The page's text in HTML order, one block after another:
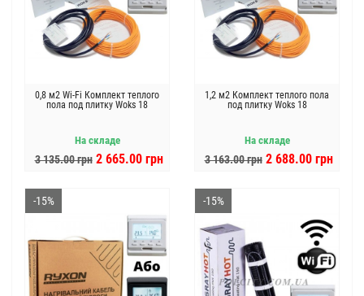
0,8 м2 Wi-Fi Комплект теплого
пола под плитку Woks 18
На складе
3 135.00 грн 2 665.00 грн
1,2 м2 Комплект теплого пола
под плитку Woks 18
На складе
3 163.00 грн 2 688.00 грн
-15% -15%